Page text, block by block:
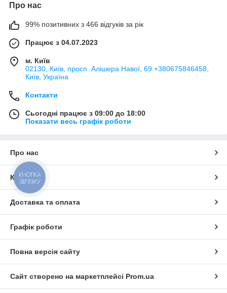
Про нас
99% позитивних з 466 відгуків за рік
Працює з 04.07.2023
м. Київ
02130, Київ, просп. Алішера Навої, 69 +380675846458,
Київ, Україна
Контакти
Сьогодні працює з 09:00 до 18:00
Показати весь графік роботи
Про нас
Контакти
Доставка та оплата
Графік роботи
Повна версія сайту
Сайт створено на маркетплейсі Prom.ua
КНОПКА
ЗВ'ЯЗКУ